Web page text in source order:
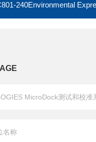
240Environmental Express